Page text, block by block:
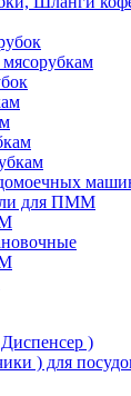
для ПММ
)
) для